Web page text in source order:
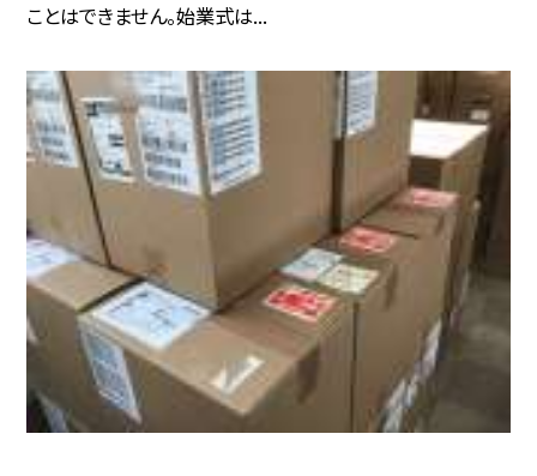
ことはできません。始業式は...